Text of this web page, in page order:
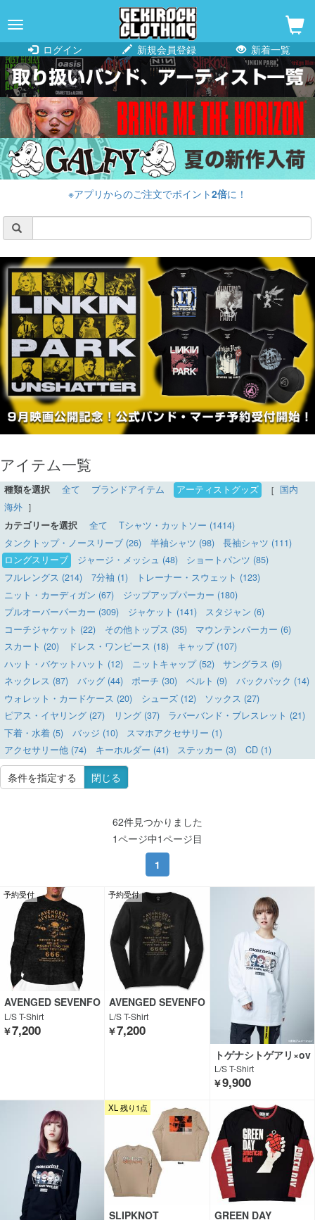
navigation
ログイン
新規会員登録 新着一覧
※アプリからのご注文でポイント2倍に！
アイテム一覧
種類を選択 全て ブランドアイテム アーティストグッズ ［ 国内
海外 ］
カテゴリーを選択
全て
Tシャツ・カットソー (1414)
タンクトップ・ノースリーブ (26)
半袖シャツ (98)
長袖シャツ (111)
ロングスリーブ
ジャージ・メッシュ (48)
ショートパンツ (85)
フルレングス (214)
7分袖 (1)
トレーナー・スウェット (123)
ニット・カーディガン (67)
ジップアップパーカー (180)
プルオーバーパーカー (309)
ジャケット (141)
スタジャン (6)
コーチジャケット (22)
その他トップス (35)
マウンテンパーカー (6)
スカート (20)
ドレス・ワンピース (18)
キャップ (107)
ハット・バケットハット (12)
ニットキャップ (52)
サングラス (9)
ネックレス (87)
バッグ (44) ポーチ (30) ベルト (9)
バックパック (14)
ウォレット・カードケース (20)
シューズ (12)
ソックス (27)
ピアス・イヤリング (27)
リング (37)
ラバーバンド・ブレスレット (21)
下着・水着 (5)
バッジ (10)
スマホアクセサリー (1)
アクセサリー他 (74)
キーホルダー (41) ステッカー (3) CD (1)
条件を指定する 閉じる
62件見つかりました
1ページ中1ページ目
1
予約受付
AVENGED SEVENFO
LD
L/S T-Shirt
￥7,200
予約受付
AVENGED SEVENFO
LD
L/S T-Shirt
￥7,200
トゲナシトゲアリ×ov
er print×GEKIROCK
CLOTHING
L/S T-Shirt
￥9,900
XL 残り1点
SLIPKNOT GREEN DAY